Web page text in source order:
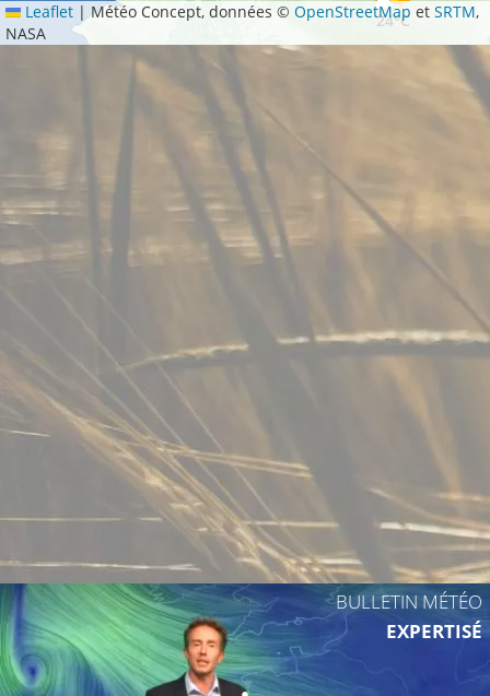
24°C
Leaflet | Météo Concept, données ©OpenStreetMap etSRTM,
NASA
BULLETIN MÉTÉO
EXPERTISÉ